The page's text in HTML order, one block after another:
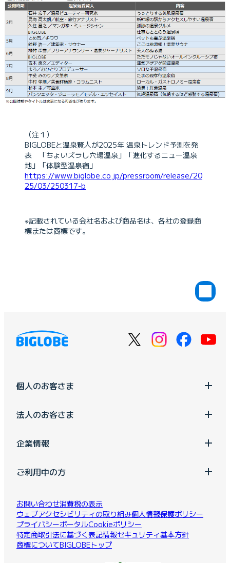
（注１）
BIGLOBEと温泉賢人が2025年 温泉トレンド予測を発
表 「ちょいズラし穴場温泉」「進化するニュー温泉
地」「体験型温泉宿」
https://www.biglobe.co.jp/pressroom/release/20
25/03/250317-b
※記載されている会社名および商品名は、各社の登録商
標または商標です。
個人のお客さま
法人のお客さま
企業情報
ご利用中の方
お問い合わせ消費税の表示
ウェブアクセシビリティの取り組み個人情報保護ポリシー
プライバシーポータルCookieポリシー
特定商取引法に基づく表記情報セキュリティ基本方針
商標についてBIGLOBEトップ